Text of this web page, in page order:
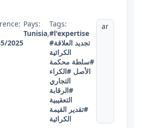
2025
Pays:
Tunisia,
Tags:
#l'expertise
#تجديد العلاقة
الكرائية
#سلطة محكمة
الأصل #الكراء
التجاري
#الرقابة
التعقيبية
#تقدير القيمة
الكرائية
ar